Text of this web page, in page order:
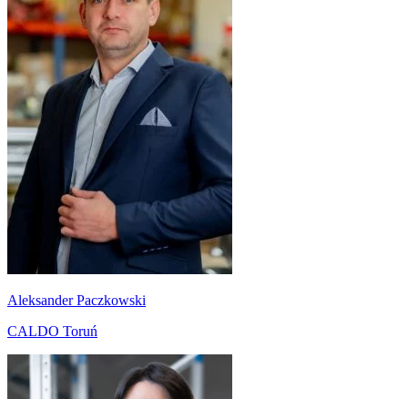
Aleksander Paczkowski
CALDO Toruń